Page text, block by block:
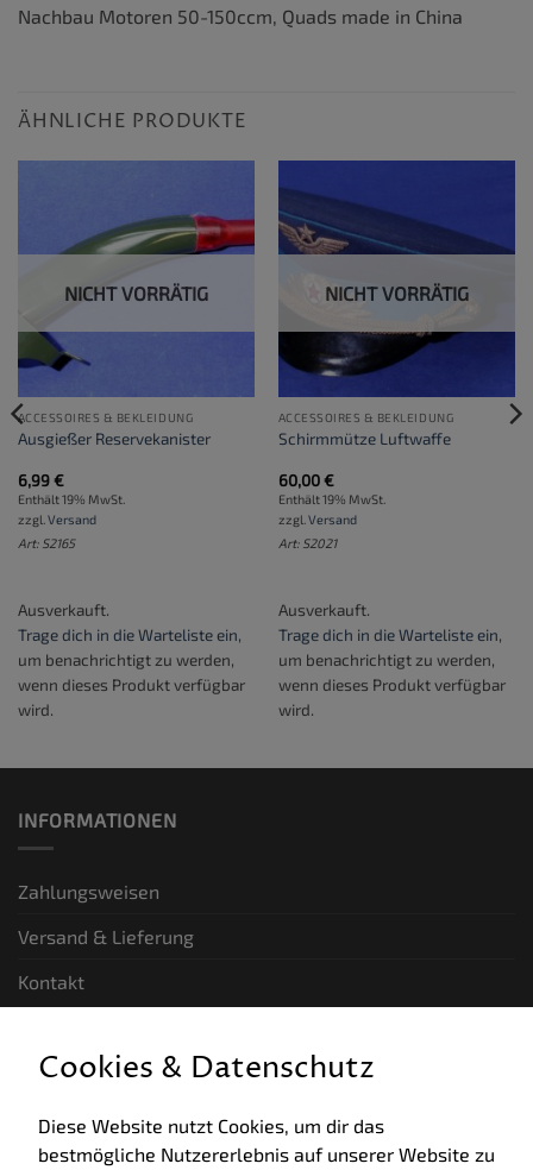
Nachbau Motoren 50-150ccm, Quads made in China
ÄHNLICHE PRODUKTE
NICHT VORRÄTIG
ACCESSOIRES & BEKLEIDUNG
Ausgießer Reservekanister
6,99€
Enthält 19% MwSt.
zzgl. Versand
Art: S2165
Ausverkauft.
Trage dich in die Warteliste ein,
um benachrichtigt zu werden,
wenn dieses Produkt verfügbar
wird.
NICHT VORRÄTIG
ACCESSOIRES & BEKLEIDUNG
Schirmmütze Luftwaffe
60,00€
Enthält 19% MwSt.
zzgl. Versand
Art: S2021
Ausverkauft.
Trage dich in die Warteliste ein,
um benachrichtigt zu werden,
wenn dieses Produkt verfügbar
wird.
INFORMATIONEN
Zahlungsweisen
Versand & Lieferung
Kontakt
Allgemeine Geschäftsbedingungen
Datenschutz
Cookies & Datenschutz
Diese Website nutzt Cookies, um dir das
bestmögliche Nutzererlebnis auf unserer Website zu